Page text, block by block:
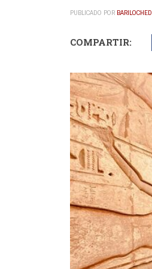
PUBLICADO POR BARILOCHED
COMPARTIR: